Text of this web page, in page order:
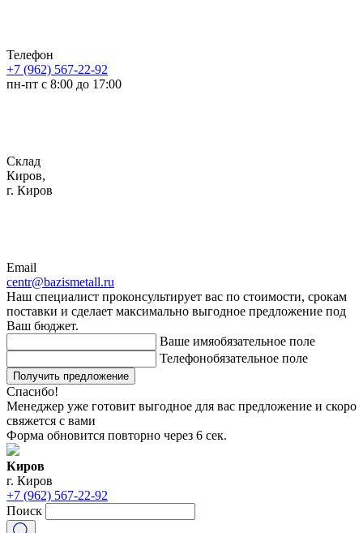
Телефон
+7 (962) 567-22-92
пн-пт с 8:00 до 17:00
Склад
Киров,
г. Киров
Email
centr@bazismetall.ru
Наш специалист проконсультирует вас по стоимости, срокам
поставки и сделает максимально выгодное предложение под
Ваш бюджет.
Ваше имяобязательное поле
Телефонобязательное поле
Получить предложение
Спасибо!
Менеджер уже готовит выгодное для вас предложение и скоро
свяжется с вами
Форма обновится повторно через 6 сек.
Киров
г. Киров
+7 (962) 567-22-92
Поиск